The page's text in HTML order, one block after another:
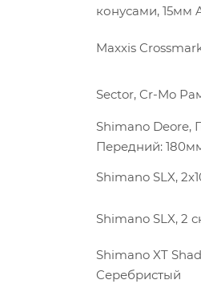
конусами, 15мм
Maxxis
Sector, Cr-Mo
Shimano Deore,
Передний:
Shimano SLX,
Shimano SLX, 2
Shimano XT
Cеребристый